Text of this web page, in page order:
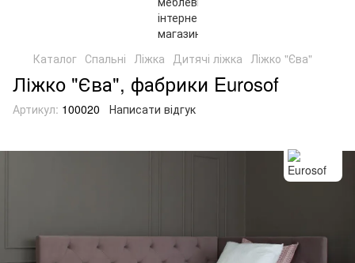
Каталог Спальні Ліжка Дитячі ліжка Ліжко "Єва"
Ліжко "Єва", фабрики Eurosof
Артикул: 100020 Написати відгук